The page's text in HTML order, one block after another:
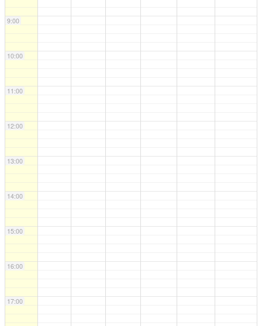
9:00
10:00
11:00
12:00
13:00
14:00
15:00
16:00
17:00